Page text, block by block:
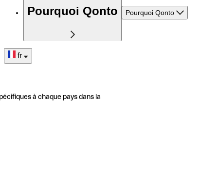
Pourquoi Qonto Pourquoi Qonto
fr
à chaque pays dans la